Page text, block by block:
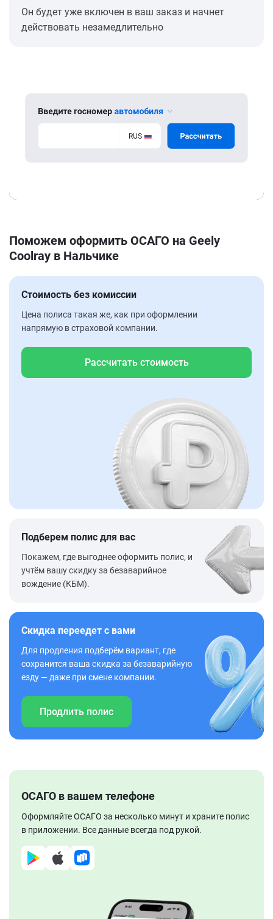
Он будет уже включен в ваш заказ и начнет
действовать незамедлительно
Поможем оформить ОСАГО на Geely
Coolray в Нальчике
Стоимость без комиссии
Цена полиса такая же, как при оформлении
напрямую в страховой компании.
Рассчитать стоимость
Подберем полис для вас
Покажем, где выгоднее оформить полис, и
учтём вашу скидку за безаварийное
вождение (КБМ).
Скидка переедет с вами
Для продления подберём вариант, где
сохранится ваша скидка за безаварийную
езду — даже при смене компании.
Продлить полис
ОСАГО в вашем телефоне
Оформляйте ОСАГО за несколько минут и храните полис
в приложении. Все данные всегда под рукой.